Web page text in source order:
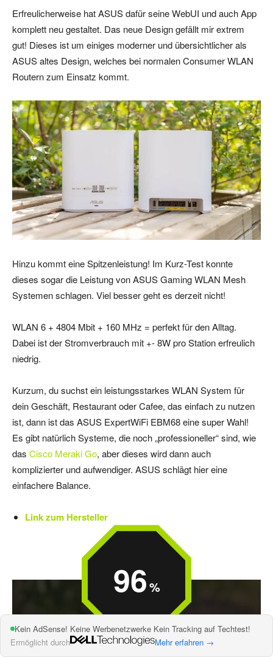
Erfreulicherweise hat ASUS dafür seine WebUI und auch App
komplett neu gestaltet. Das neue Design gefällt mir extrem
gut! Dieses ist um einiges moderner und übersichtlicher als
ASUS altes Design, welches bei normalen Consumer WLAN
Routern zum Einsatz kommt.
Hinzu kommt eine Spitzenleistung! Im Kurz-Test konnte
dieses sogar die Leistung von ASUS Gaming WLAN Mesh
Systemen schlagen. Viel besser geht es derzeit nicht!
WLAN 6 + 4804 Mbit + 160 MHz = perfekt für den Alltag.
Dabei ist der Stromverbrauch mit +- 8W pro Station erfreulich
niedrig.
Kurzum, du suchst ein leistungsstarkes WLAN System für
dein Geschäft, Restaurant oder Cafee, das einfach zu nutzen
ist, dann ist das ASUS ExpertWiFi EBM68 eine super Wahl!
Es gibt natürlich Systeme, die noch „professioneller“ sind, wie
das Cisco Meraki Go, aber dieses wird dann auch
komplizierter und aufwendiger. ASUS schlägt hier eine
einfachere Balance.
Link zum Hersteller
96
Kein AdSense! Keine Werbenetzwerke Kein Tracking auf Techtest!
Ermöglicht durch
Mehr erfahren →